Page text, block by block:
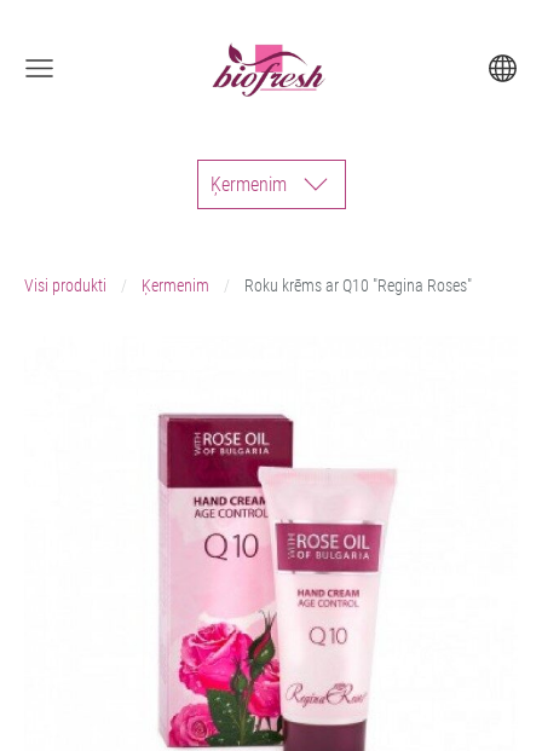
Ķermenim
Visi produkti Ķermenim Roku krēms ar Q10 "Regina Roses"